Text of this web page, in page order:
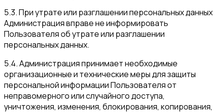
5.3. При утрате или разглашении персональных данных
Администрация вправе не информировать
Пользователя об утрате или разглашении
персональных данных.
5.4. Администрация принимает необходимые
организационные и технические меры для защиты
персональной информации Пользователя от
неправомерного или случайного доступа,
уничтожения, изменения, блокирования, копирования,